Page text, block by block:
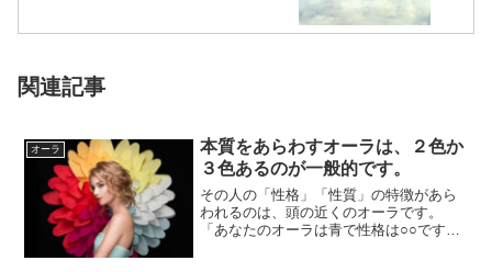
関連記事
オーラ
本質をあらわすオーラは、２色か
３色あるのが一般的です。
その人の「性格」「性質」の特徴があら
われるのは、頭の近くのオーラです。
「あなたのオーラは青で性格は○○です